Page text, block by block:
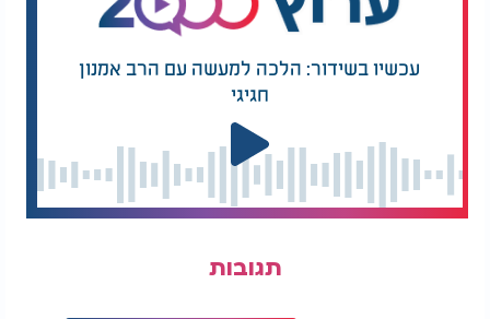
עכשיו בשידור: הלכה למעשה עם הרב אמנון
חגיגי
תגובות